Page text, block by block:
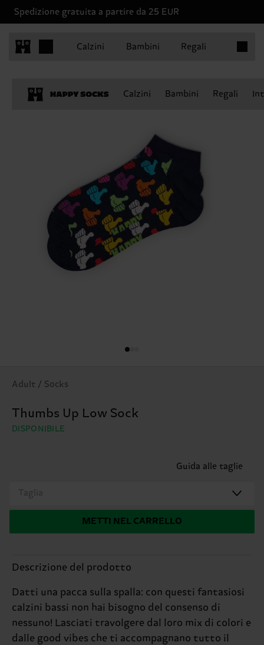
Spedizione gratuita a partire da 25 EUR
Calzini Bambini Regali
Calzini Bambini Regali
Adult / Socks
Thumbs Up Low Sock
DISPONIBILE
Guida alle taglie
Taglia
METTI NEL CARRELLO
Descrizione del prodotto
Datti una pacca sulla spalla: con questi fantasiosi
calzini bassi non hai bisogno del consenso di
nessuno! Lasciati travolgere dal loro mix di colori e
dalle good vibes che ti accompagnano tutto il